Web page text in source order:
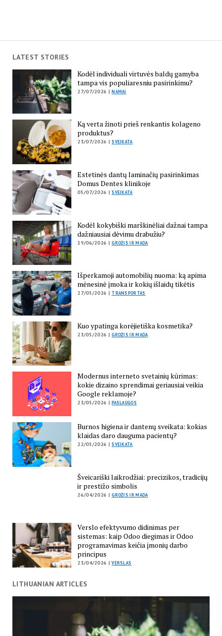
LATEST STORIES
Kodėl individuali virtuvės baldų gamyba
tampa vis populiaresniu pasirinkimu?
27/07/2026 |NAMAI
Ką verta žinoti prieš renkantis kolageno
produktus?
23/07/2026 |SVEIKATA
Estetinės dantų laminačių pasirinkimas
Domus Dentes klinikoje
05/07/2026 |SVEIKATA
Kodėl kokybiški marškinėliai dažnai tampa
dažniausiai dėvimu drabužiu?
19/06/2026 |GROŽIS IR MADA
Išperkamoji automobilių nuoma: ką apima
mėnesinė įmoka ir kokių išlaidų tikėtis
27/05/2026 | TRANSPORTAS
Kuo ypatinga korėjietiška kosmetika?
23/05/2026 |GROŽIS IR MADA
Modernus interneto svetainių kūrimas:
kokie dizaino sprendimai geriausiai veikia
Google reklamoje?
23/05/2026 |PASLAUGOS
Burnos higiena ir dantenų sveikata: kokias
klaidas daro dauguma pacientų?
22/05/2026 |SVEIKATA
Šveicariški laikrodžiai: precizikos, tradicijų
ir prestižo simbolis
26/04/2026 |GROŽIS IR MADA
Verslo efektyvumo didinimas per
sistemas: kaip Odoo diegimas ir Odoo
programavimas keičia įmonių darbo
principus
23/04/2026 |VERSLAS
LITHUANIAN ARTICLES